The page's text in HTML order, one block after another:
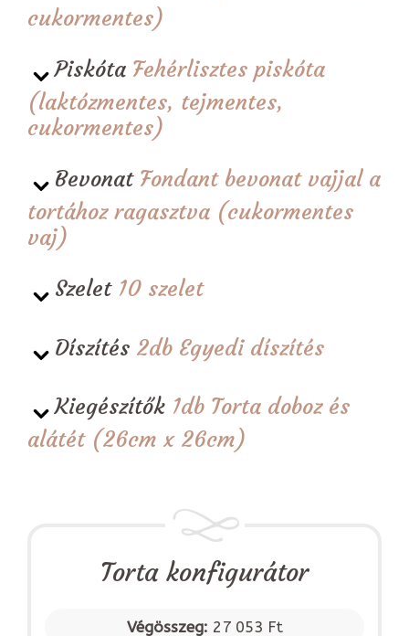
cukormentes)
Piskóta Fehérlisztes piskóta
(laktózmentes, tejmentes,
cukormentes)
Bevonat Fondant bevonat vajjal a
tortához ragasztva (cukormentes
vaj)
Szelet 10 szelet
Díszítés 2db Egyedi díszítés
Kiegészítők 1db Torta doboz és
alátét (26cm x 26cm)
Torta konfigurátor
Végösszeg: 27 053 Ft